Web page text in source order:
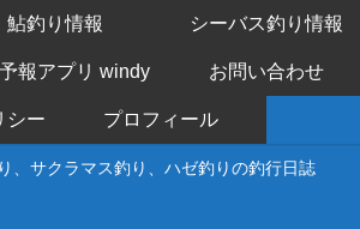
、サクラマス釣り、ハゼ釣りの釣行日誌
鮎釣り情報 シーバス釣り情報
報アプリ windy お問い合わせ
シー プロフィール